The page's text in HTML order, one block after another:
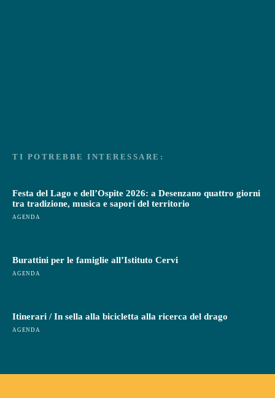
TI POTREBBE INTERESSARE:
Festa del Lago e dell’Ospite 2026: a Desenzano quattro giorni
tra tradizione, musica e sapori del territorio
AGENDA
Burattini per le famiglie all’Istituto Cervi
AGENDA
Itinerari / In sella alla bicicletta alla ricerca del drago
AGENDA